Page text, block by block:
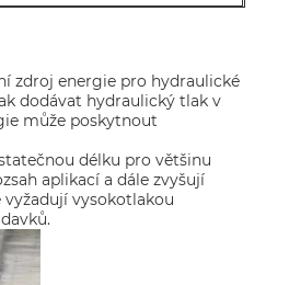
zdroj energie pro hydraulické
dodávat hydraulický tlak v
může poskytnout
délku pro většinu
aplikací a dále zvyšují
vysokotlakou